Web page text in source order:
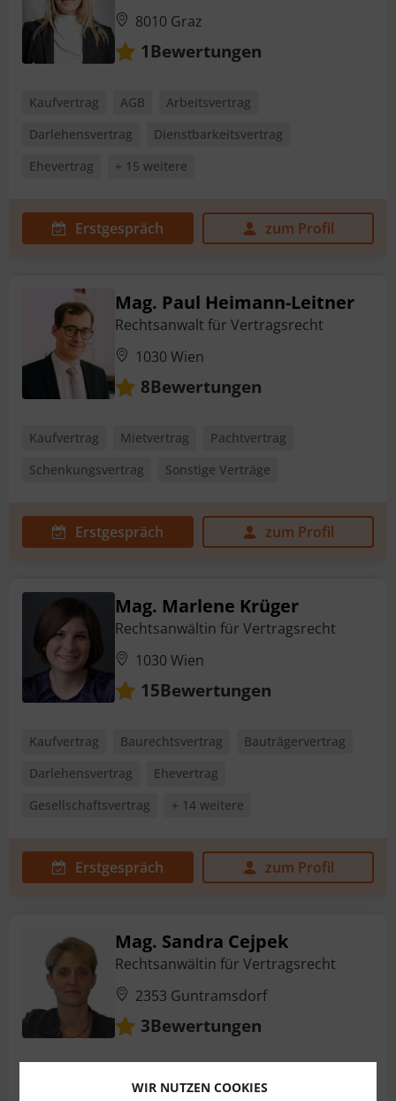
8010 Graz
1Bewertungen
Kaufvertrag AGB
Arbeitsvertrag
Darlehensvertrag
Dienstbarkeitsvertrag
Ehevertrag
+ 15 weitere
Erstgespräch zum Profil
Mag. Paul Heimann-Leitner
Rechtsanwalt für Vertragsrecht
1030 Wien
8Bewertungen
Kaufvertrag Mietvertrag
Pachtvertrag
Schenkungsvertrag
Sonstige Verträge
Erstgespräch zum Profil
Mag. Marlene Krüger
Rechtsanwältin für Vertragsrecht
1030 Wien
15Bewertungen
Kaufvertrag Baurechtsvertrag
Bauträgervertrag
Darlehensvertrag
Ehevertrag
Gesellschaftsvertrag
+ 14 weitere
Erstgespräch zum Profil
Mag. Sandra Cejpek
Rechtsanwältin für Vertragsrecht
2353 Guntramsdorf
3Bewertungen
WIR NUTZEN COOKIES